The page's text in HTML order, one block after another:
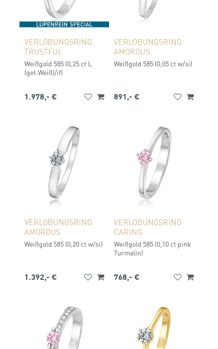
VERLOBUNGSRING
TRUSTFUL
Weißgold 585 (0,25 ct L
(get.Weiß)/if)
1.978,- €
VERLOBUNGSRING
AMOROUS
Weißgold 585 (0,05 ct w/si)
891,- €
VERLOBUNGSRING
AMOROUS
Weißgold 585 (0,20 ct w/si)
1.392,- €
VERLOBUNGSRING
CARING
Weißgold 585 (0,10 ct pink
Turmalin)
768,- €